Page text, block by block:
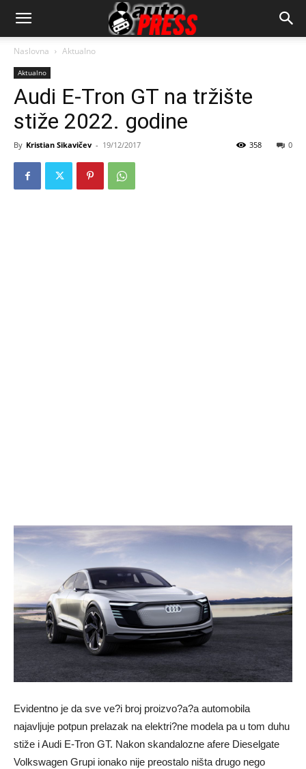
AutopressHR
Naslovna Aktualno
Aktualno
Audi E-Tron GT na tržište
stiže 2022. godine
By Kristian Sikavičev - 19/12/2017 0
358
Evidentno je da sve ve?i broj proizvo?a?a automobila
najavljuje potpun prelazak na elektri?ne modela pa u tom duhu
stiže i Audi E-Tron GT. Nakon skandalozne afere Dieselgate
Volkswagen Grupi ionako nije preostalo ništa drugo nego